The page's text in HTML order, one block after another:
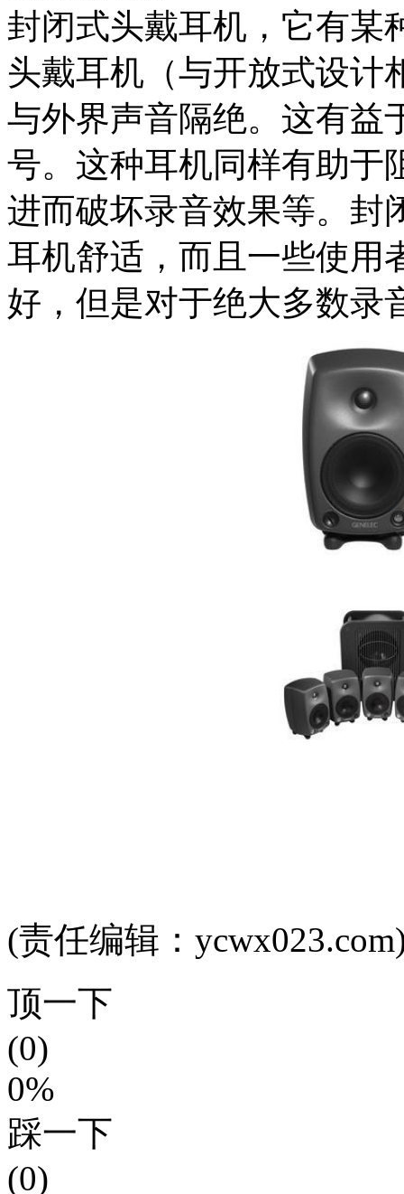
封闭式头戴耳机，它有某
头戴耳机（与开放式设计
与外界声音隔绝。这有益
号。这种耳机同样有助于
进而破坏录音效果等。封
耳机舒适，而且一些使用
好，但是对于绝大多数录
(责任编辑：
顶一下
(0)
0%
踩一下
(0)